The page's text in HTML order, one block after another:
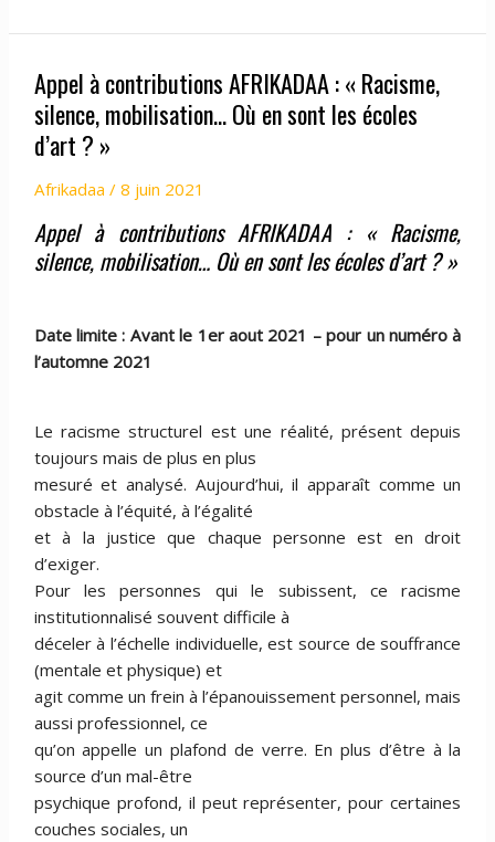
«
Racisme,
silence,
mobilisation…
en
sont
d’art
?
Appel à contributions AFRIKADAA : « Racisme,
silence, mobilisation… Où en sont les écoles
d’art ? »
Afrikadaa / 8 juin 2021
Appel à contributions AFRIKADAA : « Racisme,
silence, mobilisation… Où en sont les écoles d’art ? »
Date limite : Avant le 1er aout 2021 – pour un numéro à
l’automne 2021
Le racisme structurel est une réalité, présent depuis
toujours mais de plus en plus
mesuré et analysé. Aujourd’hui, il apparaît comme un
obstacle à l’équité, à l’égalité
et à la justice que chaque personne est en droit
d’exiger.
Pour les personnes qui le subissent, ce racisme
institutionnalisé souvent difficile à
déceler à l’échelle individuelle, est source de souffrance
(mentale et physique) et
agit comme un frein à l’épanouissement personnel, mais
aussi professionnel, ce
qu’on appelle un plafond de verre. En plus d’être à la
source d’un mal-être
psychique profond, il peut représenter, pour certaines
couches sociales, un